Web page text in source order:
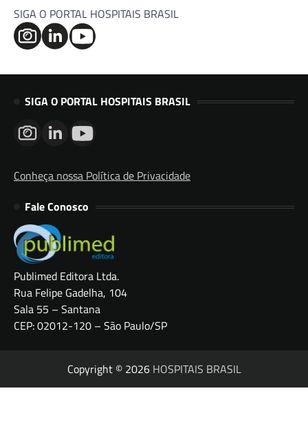
SIGA O PORTAL HOSPITAIS BRASIL
SIGA O PORTAL HOSPITAIS BRASIL
Conheça nossa Política de Privacidade
Fale Conosco
Publimed Editora Ltda.
Rua Felipe Gadelha, 104
Sala 55 – Santana
CEP: 02012-120 – São Paulo/SP
Copyright © 2026 HOSPITAIS BRASIL